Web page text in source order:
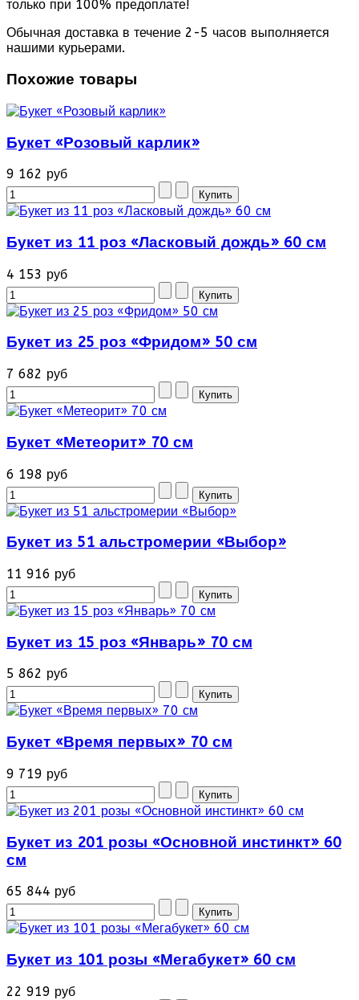
только при 100% предоплате!
Обычная доставка в течение 2-5 часов выполняется
нашими курьерами.
Похожие товары
Букет «Розовый карлик»
9 162 руб
Букет из 11 роз «Ласковый дождь» 60 см
4 153 руб
Букет из 25 роз «Фридом» 50 см
7 682 руб
Букет «Метеорит» 70 см
6 198 руб
Букет из 51 альстромерии «Выбор»
11 916 руб
Букет из 15 роз «Январь» 70 см
5 862 руб
Букет «Время первых» 70 см
9 719 руб
Букет из 201 розы «Основной инстинкт» 60
см
65 844 руб
Букет из 101 розы «Мегабукет» 60 см
22 919 руб